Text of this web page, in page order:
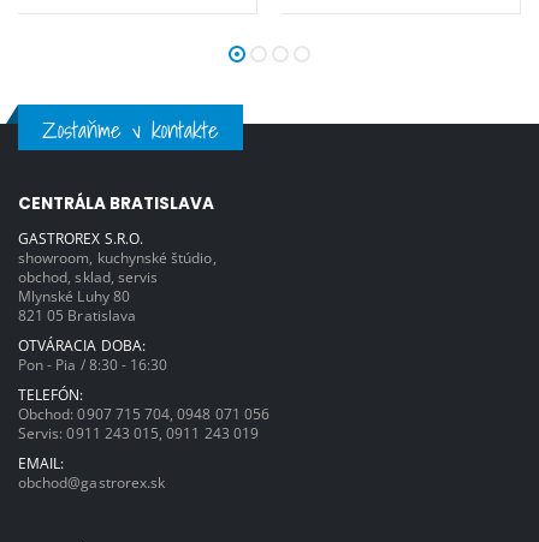
Zostaňme v kontakte
CENTRÁLA BRATISLAVA
GASTROREX S.R.O.
showroom, kuchynské štúdio,
obchod, sklad, servis
Mlynské Luhy 80
821 05 Bratislava
OTVÁRACIA DOBA:
Pon - Pia / 8:30 - 16:30
TELEFÓN:
Obchod:0907 715 704 ,0948 071 056
Servis:0911 243 015 ,0911 243 019
EMAIL:
obchod@gastrorex.sk